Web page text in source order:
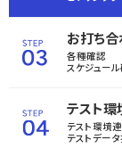
お打ち合
各種確認
スケジュー
テスト環
テスト環境
テストデー